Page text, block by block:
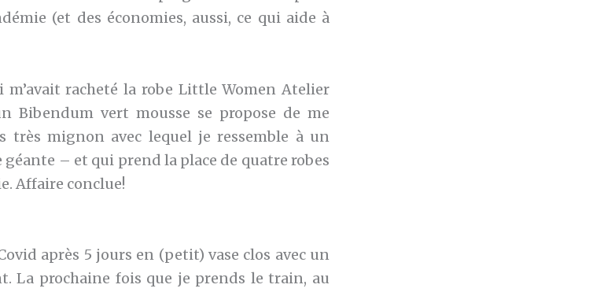
(et des économies, aussi, ce qui aide à
racheté la robe Little Women Atelier
Bibendum vert mousse se propose de me
très mignon avec lequel je ressemble à un
– et qui prend la place de quatre robes
Affaire conclue!
après 5 jours en (petit) vase clos avec un
La prochaine fois que je prends le train, au